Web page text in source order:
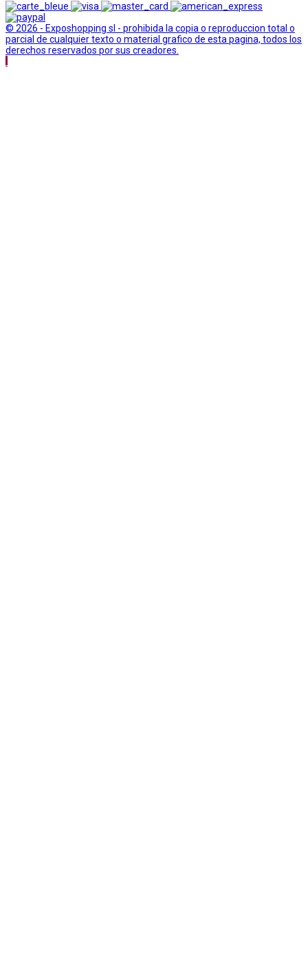
© 2026 - Exposhopping sl - prohibida la copia o reproduccion total o
parcial de cualquier texto o material grafico de esta pagina, todos los
derechos reservados por sus creadores.